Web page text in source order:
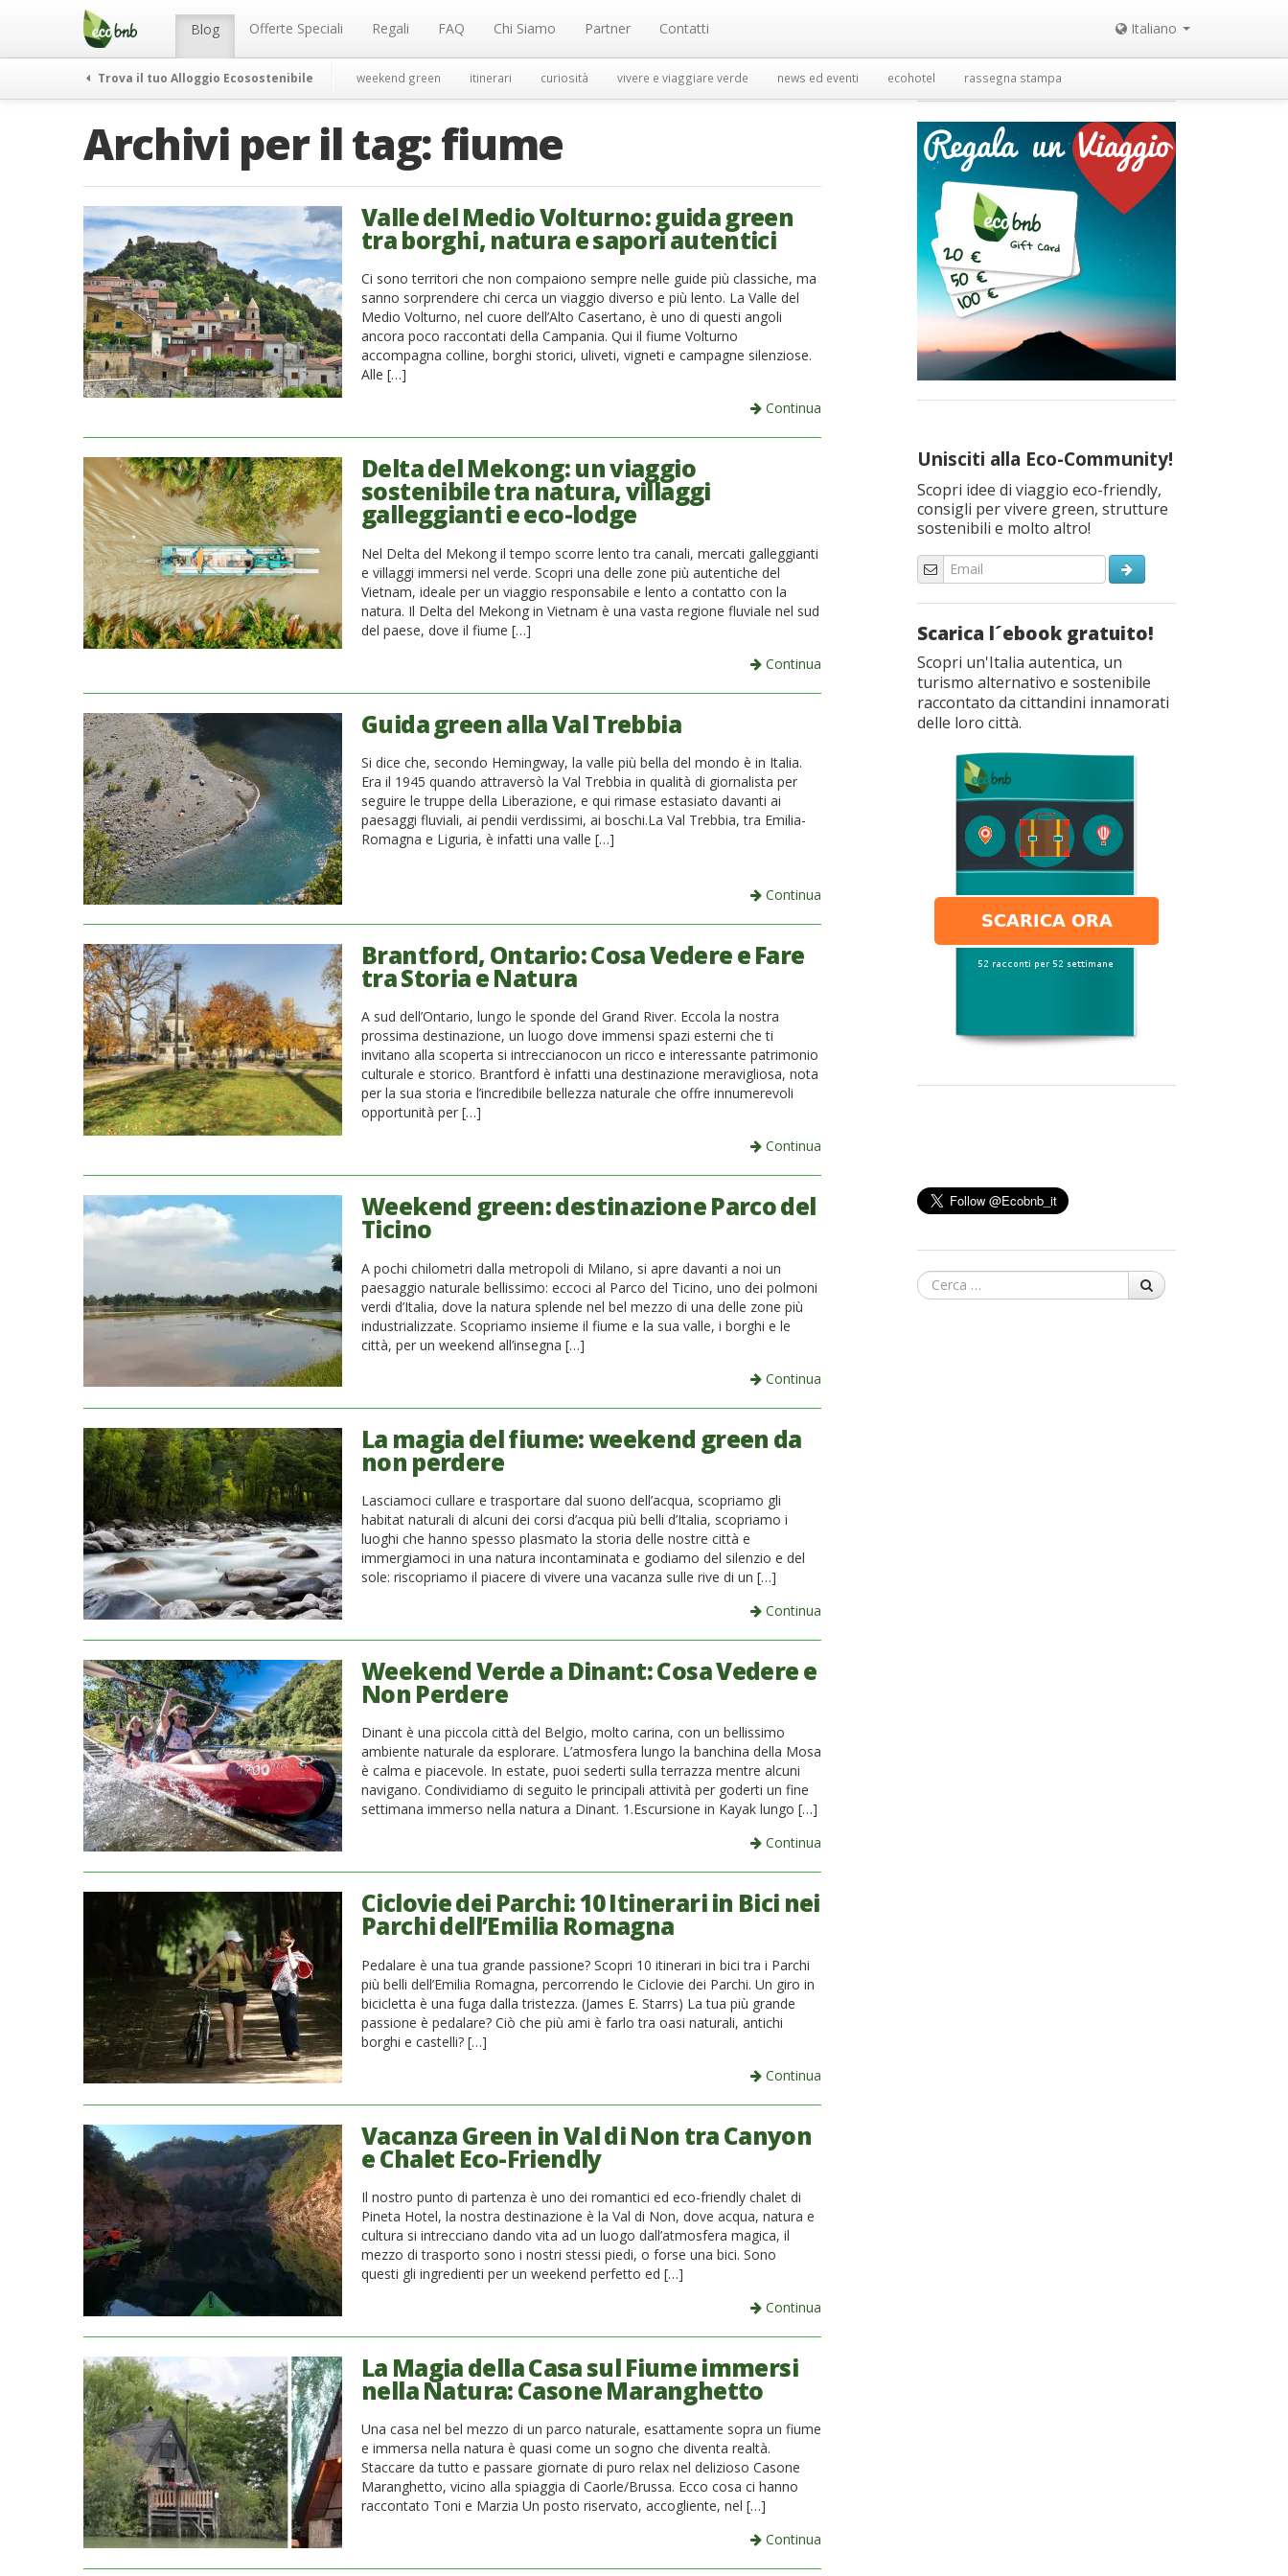
Menu Blog Offerte Speciali Regali FAQ Chi Siamo Partner Contatti Italiano
Trova il tuo Alloggio Ecosostenibile weekend green itinerari curiosità vivere e viaggiare verde news ed eventi ecohotel rassegna stampa
Archivi per il tag:fiume
Valle del Medio Volturno: guida green
tra borghi, natura e sapori autentici
Ci sono territori che non compaiono sempre nelle guide più classiche, ma
sanno sorprendere chi cerca un viaggio diverso e più lento. La Valle del
Medio Volturno, nel cuore dell’Alto Casertano, è uno di questi angoli
ancora poco raccontati della Campania. Qui il fiume Volturno
accompagna colline, borghi storici, uliveti, vigneti e campagne silenziose.
Alle […]
Continua
Delta del Mekong: un viaggio
sostenibile tra natura, villaggi
galleggianti e eco-lodge
Nel Delta del Mekong il tempo scorre lento tra canali, mercati galleggianti
e villaggi immersi nel verde. Scopri una delle zone più autentiche del
Vietnam, ideale per un viaggio responsabile e lento a contatto con la
natura. Il Delta del Mekong in Vietnam è una vasta regione fluviale nel sud
del paese, dove il fiume […]
Continua
Guida green alla Val Trebbia
Si dice che, secondo Hemingway, la valle più bella del mondo è in Italia.
Era il 1945 quando attraversò la Val Trebbia in qualità di giornalista per
seguire le truppe della Liberazione, e qui rimase estasiato davanti ai
paesaggi fluviali, ai pendii verdissimi, ai boschi.La Val Trebbia, tra Emilia-
Romagna e Liguria, è infatti una valle […]
Continua
Brantford, Ontario: Cosa Vedere e Fare
tra Storia e Natura
A sud dell’Ontario, lungo le sponde del Grand River. Eccola la nostra
prossima destinazione, un luogo dove immensi spazi esterni che ti
invitano alla scoperta si intreccianocon un ricco e interessante patrimonio
culturale e storico. Brantford è infatti una destinazione meravigliosa, nota
per la sua storia e l’incredibile bellezza naturale che offre innumerevoli
opportunità per […]
Continua
Weekend green: destinazione Parco del
Ticino
A pochi chilometri dalla metropoli di Milano, si apre davanti a noi un
paesaggio naturale bellissimo: eccoci al Parco del Ticino, uno dei polmoni
verdi d’Italia, dove la natura splende nel bel mezzo di una delle zone più
industrializzate. Scopriamo insieme il fiume e la sua valle, i borghi e le
città, per un weekend all’insegna […]
Continua
La magia del fiume: weekend green da
non perdere
Lasciamoci cullare e trasportare dal suono dell’acqua, scopriamo gli
habitat naturali di alcuni dei corsi d’acqua più belli d’Italia, scopriamo i
luoghi che hanno spesso plasmato la storia delle nostre città e
immergiamoci in una natura incontaminata e godiamo del silenzio e del
sole: riscopriamo il piacere di vivere una vacanza sulle rive di un […]
Continua
Weekend Verde a Dinant: Cosa Vedere e
Non Perdere
Dinant è una piccola città del Belgio, molto carina, con un bellissimo
ambiente naturale da esplorare. L’atmosfera lungo la banchina della Mosa
è calma e piacevole. In estate, puoi sederti sulla terrazza mentre alcuni
navigano. Condividiamo di seguito le principali attività per goderti un fine
settimana immerso nella natura a Dinant. 1.Escursione in Kayak lungo […]
Continua
Ciclovie dei Parchi: 10 Itinerari in Bici nei
Parchi dell’Emilia Romagna
Pedalare è una tua grande passione? Scopri 10 itinerari in bici tra i Parchi
più belli dell’Emilia Romagna, percorrendo le Ciclovie dei Parchi. Un giro in
bicicletta è una fuga dalla tristezza. (James E. Starrs) La tua più grande
passione è pedalare? Ciò che più ami è farlo tra oasi naturali, antichi
borghi e castelli? […]
Continua
Vacanza Green in Val di Non tra Canyon
e Chalet Eco-Friendly
Il nostro punto di partenza è uno dei romantici ed eco-friendly chalet di
Pineta Hotel, la nostra destinazione è la Val di Non, dove acqua, natura e
cultura si intrecciano dando vita ad un luogo dall’atmosfera magica, il
mezzo di trasporto sono i nostri stessi piedi, o forse una bici. Sono
questi gli ingredienti per un weekend perfetto ed […]
Continua
La Magia della Casa sul Fiume immersi
nella Natura: Casone Maranghetto
Una casa nel bel mezzo di un parco naturale, esattamente sopra un fiume
e immersa nella natura è quasi come un sogno che diventa realtà.
Staccare da tutto e passare giornate di puro relax nel delizioso Casone
Maranghetto, vicino alla spiaggia di Caorle/Brussa. Ecco cosa ci hanno
raccontato Toni e Marzia Un posto riservato, accogliente, nel […]
Continua
Unisciti alla Eco-Community!
Scopri idee di viaggio eco-friendly,
consigli per vivere green, strutture
sostenibili e molto altro!
Scarica l´ebook gratuito!
Scopri un'Italia autentica, un
turismo alternativo e sostenibile
raccontato da cittandini innamorati
delle loro città.
Cerca